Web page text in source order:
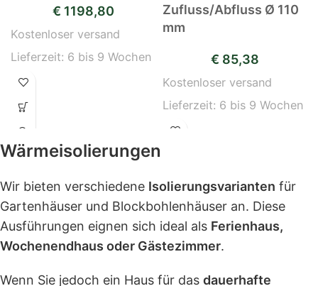
€ 1198,80
Kostenloser versand
Lieferzeit: 6 bis 9 Wochen
Zufluss/Abfluss Ø 110
mm
€ 85,38
Kostenloser versand
Lieferzeit: 6 bis 9 Wochen
Wärmeisolierungen
Wir bieten verschiedene Isolierungsvarianten für
Gartenhäuser und Blockbohlenhäuser an. Diese
Ausführungen eignen sich ideal als Ferienhaus,
Wochenendhaus oder Gästezimmer.
Wenn Sie jedoch ein Haus für das dauerhafte